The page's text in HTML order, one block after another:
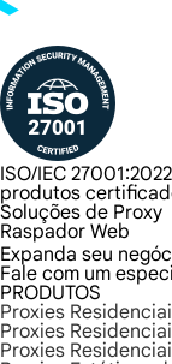
ISO/IEC 27001:2022
produtos
Soluções de Proxy
Raspador Web
Expanda seu
Fale com um
PRODUTOS
Proxies
Proxies
Proxies